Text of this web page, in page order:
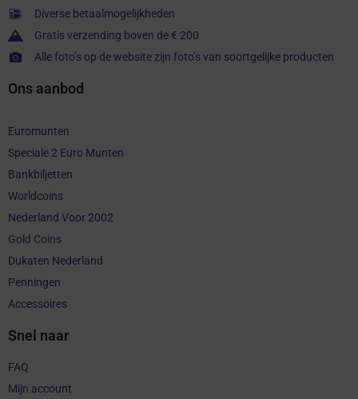
Diverse betaalmogelijkheden
Gratis verzending boven de € 200
Alle foto’s op de website zijn foto’s van soortgelijke producten
Ons aanbod
Euromunten
Speciale 2 Euro Munten
Bankbiljetten
Worldcoins
Nederland Voor 2002
Gold Coins
Dukaten Nederland
Penningen
Accessoires
Snel naar
FAQ
Mijn account